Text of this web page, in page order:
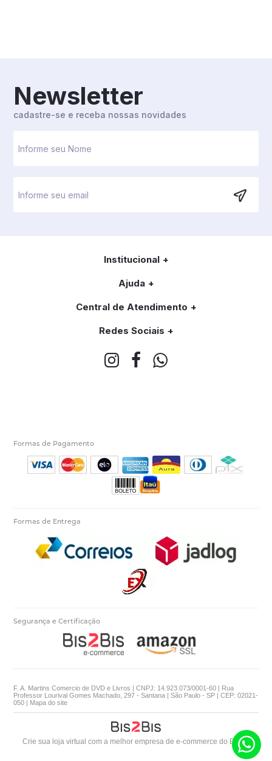
Newsletter
cadastre-se e receba nossas novidades
Institucional
Ajuda
Central de Atendimento
Redes Sociais
Formas de Pagamento
Formas de Entrega
Segurança e Certificação
F. A. Martins Comercio de DVD e Livros | CNPJ: 14.923.073/0001-60 | Rua
Professor Lourival Gomes Machado, 297 - Santana | São Paulo - SP | CEP: 02021-
050 | Mapa do site
Crie sua loja virtual com a melhor empresa de e-commerce do Brasil.